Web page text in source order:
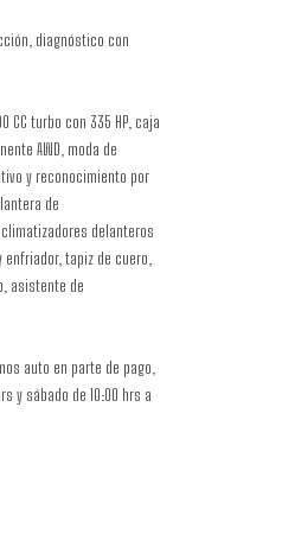
diagnóstico con
CC turbo con 335 HP, caja
AWD, moda de
y reconocimiento por
de
delanteros
tapiz de cuero,
asistente de
auto en parte de pago,
y sábado de 10:00 hrs a